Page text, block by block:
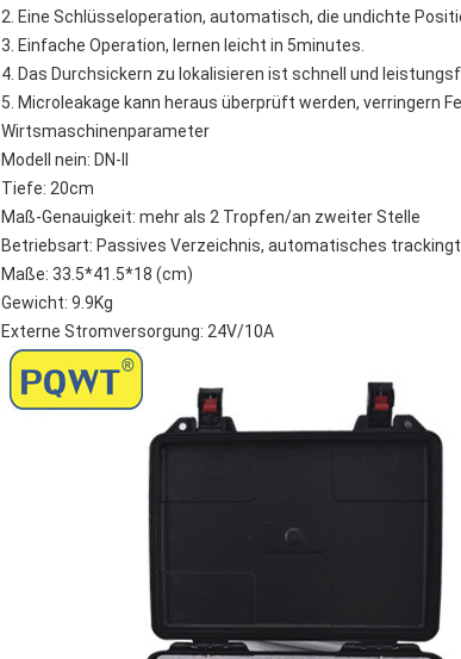
2. Eine Schlüsseloperation, automatisch, die undichte
3. Einfache Operation, lernen leicht in 5minutes.
4. Das Durchsickern zu lokalisieren ist schnell und
5. Microleakage kann heraus überprüft werden, verringern
Wirtsmaschinenparameter
Modell nein: DN-II
Tiefe: 20cm
Maß-Genauigkeit: mehr als 2 Tropfen/an zweiter Stelle
Betriebsart: Passives Verzeichnis, automatisches
Maße: 33.5*41.5*18 (cm)
Gewicht: 9.9Kg
Externe Stromversorgung: 24V/10A